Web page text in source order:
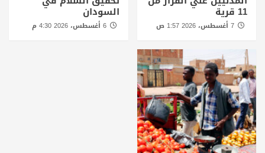
11 قرية السودان
6 أغسطس، 2026 4:30 م